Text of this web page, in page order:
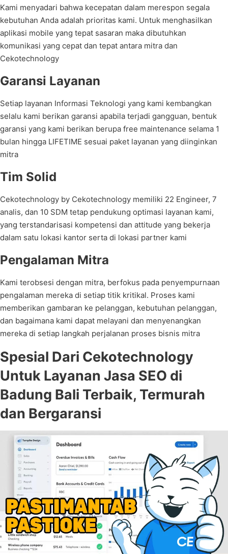
Kami menyadari bahwa kecepatan dalam merespon segala
kebutuhan Anda adalah prioritas kami. Untuk menghasilkan
aplikasi mobile yang tepat sasaran maka dibutuhkan
komunikasi yang cepat dan tepat antara mitra dan
Cekotechnology
Garansi Layanan
Setiap layanan Informasi Teknologi yang kami kembangkan
selalu kami berikan garansi apabila terjadi gangguan, bentuk
garansi yang kami berikan berupa free maintenance selama 1
bulan hingga LIFETIME sesuai paket layanan yang diinginkan
mitra
Tim Solid
Cekotechnology by Cekotechnology memiliki 22 Engineer, 7
analis, dan 10 SDM tetap pendukung optimasi layanan kami,
yang terstandarisasi kompetensi dan attitude yang bekerja
dalam satu lokasi kantor serta di lokasi partner kami
Pengalaman Mitra
Kami terobsesi dengan mitra, berfokus pada penyempurnaan
pengalaman mereka di setiap titik kritikal. Proses kami
memberikan gambaran ke pelanggan, kebutuhan pelanggan,
dan bagaimana kami dapat melayani dan menyenangkan
mereka di setiap langkah perjalanan proses bisnis mitra
Spesial Dari Cekotechnology
Untuk Layanan Jasa SEO di
Badung Bali Terbaik, Termurah
dan Bergaransi